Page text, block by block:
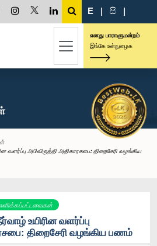
E | සි |
எனது பாராளுமன்றம்
இங்கே உள்நுழைக
வளர்ப்பு அபிவிருத்தி அதிகாரசபை: திறைசேரி வழங்கிய
உயிரின வளர்ப்பு
திறைசேரி வழங்கிய பணம்